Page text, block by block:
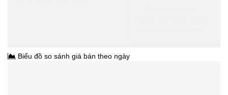
Biểu đồ so sánh giá bán theo ngày